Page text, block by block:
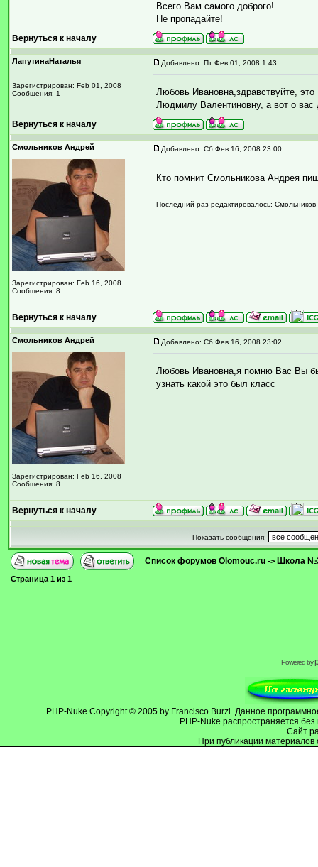
Всего Вам самого доброго!
Не пропадайте!
Вернуться к началу
ЛапутинаНаталья
Зарегистрирован: Feb 01, 2008
Сообщения: 1
Добавлено: Пт Фев 01, 2008 1:43
Любовь Ивановна,здравствуйте,
Людмилу Валентиновну, а вот о вас
Вернуться к началу
Смольников Андрей
Зарегистрирован: Feb 16, 2008
Сообщения: 8
Добавлено: Сб Фев 16, 2008 23:00
Кто помнит Смольникова Андрея
Последний раз редактировалось:
Вернуться к началу
Смольников Андрей
Зарегистрирован: Feb 16, 2008
Сообщения: 8
Добавлено: Сб Фев 16, 2008 23:02
Любовь Ивановна,я помню Вас Вы
узнать какой это был класс
Вернуться к началу
Показать сообщения:
Список форумов Olomouc.ru -> Школа
Страница 1 из 1
Powered by
PHP-Nuke Copyright © 2005 by Francisco Burzi. Данное
PHP-Nuke распространяется
Cайт
При публикации